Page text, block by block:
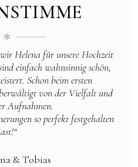
Helena für unsere Hochzeit
einfach wahnsinnig schön,
Schon beim ersten
von der Vielfalt und
Aufnahmen.
so perfekt festgehalten
“
& Tobias